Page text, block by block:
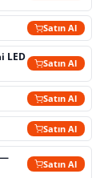
Satın Al
LED
Satın Al
Satın Al
Satın Al
—
Satın Al